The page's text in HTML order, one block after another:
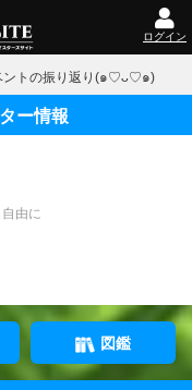
ログイン
ントの振り返り(๑♡ᴗ♡๑)
ー情報
由に
図鑑